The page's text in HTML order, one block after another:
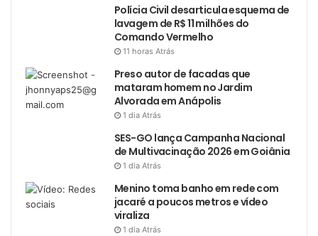
Polícia Civil desarticula esquema de
lavagem de R$ 11 milhões do
Comando Vermelho
11 horas Atrás
Preso autor de facadas que
mataram homem no Jardim
Alvorada em Anápolis
1 dia Atrás
SES-GO lança Campanha Nacional
de Multivacinação 2026 em Goiânia
1 dia Atrás
Menino toma banho em rede com
jacaré a poucos metros e vídeo
viraliza
1 dia Atrás